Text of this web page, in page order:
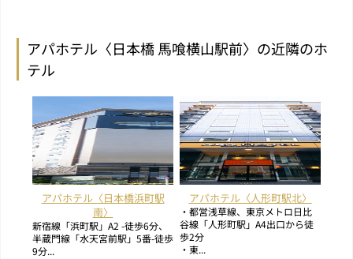
アパホテル〈日本橋 馬喰横山駅前〉の近隣のホ
テル
アパホテル〈日本橋浜町駅
南〉
新宿線「浜町駅」A2 -徒歩6分、
半蔵門線「水天宮前駅」5番-徒歩
9分...
アパホテル〈人形町駅北〉
・都営浅草線、東京メトロ日比
谷線「人形町駅」A4出口から徒
歩2分
・東...